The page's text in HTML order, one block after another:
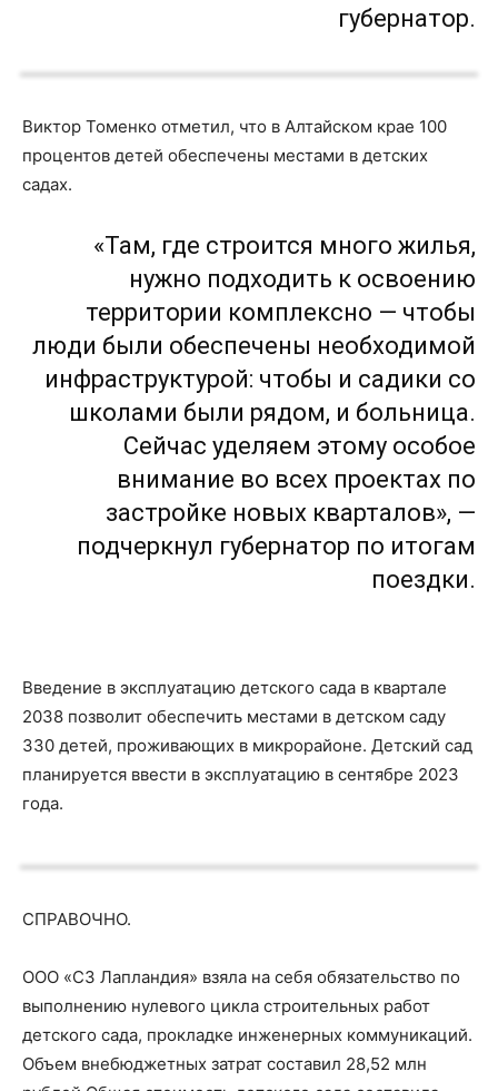
губернатор.
Виктор Томенко отметил, что в Алтайском крае 100
процентов детей обеспечены местами в детских
садах.
«Там, где строится много жилья,
нужно подходить к освоению
территории комплексно — чтобы
люди были обеспечены необходимой
инфраструктурой: чтобы и садики со
школами были рядом, и больница.
Сейчас уделяем этому особое
внимание во всех проектах по
застройке новых кварталов», —
подчеркнул губернатор по итогам
поездки.
Введение в эксплуатацию детского сада в квартале
2038 позволит обеспечить местами в детском саду
330 детей, проживающих в микрорайоне. Детский сад
планируется ввести в эксплуатацию в сентябре 2023
года.
СПРАВОЧНО.
ООО «СЗ Лапландия» взяла на себя обязательство по
выполнению нулевого цикла строительных работ
детского сада, прокладке инженерных коммуникаций.
Объем внебюджетных затрат составил 28,52 млн